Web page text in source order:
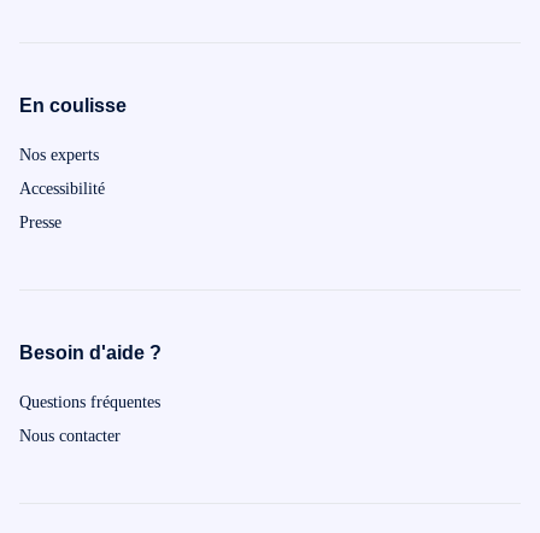
En coulisse
Nos experts
Accessibilité
Presse
Besoin d'aide ?
Questions fréquentes
Nous contacter